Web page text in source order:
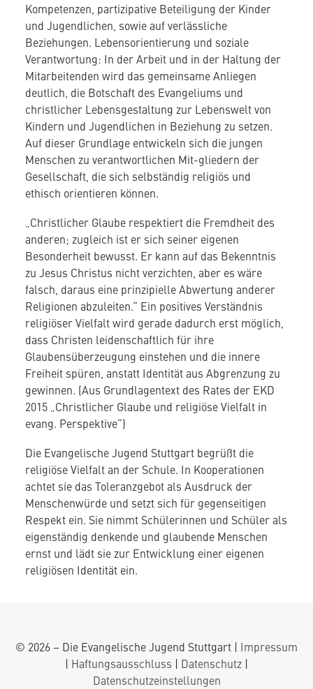
Kompetenzen, partizipative Beteiligung der Kinder
und Jugendlichen, sowie auf verlässliche
Beziehungen. Lebensorientierung und soziale
Verantwortung: In der Arbeit und in der Haltung der
Mitarbeitenden wird das gemeinsame Anliegen
deutlich, die Botschaft des Evangeliums und
christlicher Lebensgestaltung zur Lebenswelt von
Kindern und Jugendlichen in Beziehung zu setzen.
Auf dieser Grundlage entwickeln sich die jungen
Menschen zu verantwortlichen Mit-gliedern der
Gesellschaft, die sich selbständig religiös und
ethisch orientieren können.
„Christlicher Glaube respektiert die Fremdheit des
anderen; zugleich ist er sich seiner eigenen
Besonderheit bewusst. Er kann auf das Bekenntnis
zu Jesus Christus nicht verzichten, aber es wäre
falsch, daraus eine prinzipielle Abwertung anderer
Religionen abzuleiten.“ Ein positives Verständnis
religiöser Vielfalt wird gerade dadurch erst möglich,
dass Christen leidenschaftlich für ihre
Glaubensüberzeugung einstehen und die innere
Freiheit spüren, anstatt Identität aus Abgrenzung zu
gewinnen. (Aus Grundlagentext des Rates der EKD
2015 „Christlicher Glaube und religiöse Vielfalt in
evang. Perspektive“)
Die Evangelische Jugend Stuttgart begrüßt die
religiöse Vielfalt an der Schule. In Kooperationen
achtet sie das Toleranzgebot als Ausdruck der
Menschenwürde und setzt sich für gegenseitigen
Respekt ein. Sie nimmt Schülerinnen und Schüler als
eigenständig denkende und glaubende Menschen
ernst und lädt sie zur Entwicklung einer eigenen
religiösen Identität ein.
© 2026 – Die Evangelische Jugend Stuttgart | Impressum
| Haftungsausschluss | Datenschutz |
Datenschutzeinstellungen